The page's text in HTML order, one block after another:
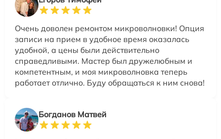
Очень доволен ремонтом микроволновки! Опция
записи на прием в удобное время оказалась
удобной, а цены были действительно
справедливыми. Мастер был дружелюбным и
компетентным, и моя микроволновка теперь
работает отлично. Буду обращаться к ним снова!
Богданов Матвей